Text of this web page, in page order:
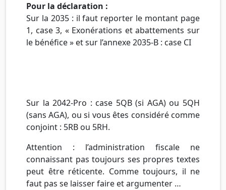
Pour la déclaration :
Sur la 2035 : il faut reporter le montant page
1, case 3, « Exonérations et abattements sur
le bénéfice » et sur l’annexe 2035-B : case CI
Sur la 2042-Pro : case 5QB (si AGA) ou 5QH
(sans AGA), ou si vous êtes considéré comme
conjoint : 5RB ou 5RH.
Attention : l’administration fiscale ne
connaissant pas toujours ses propres textes
peut être réticente. Comme toujours, il ne
faut pas se laisser faire et argumenter …